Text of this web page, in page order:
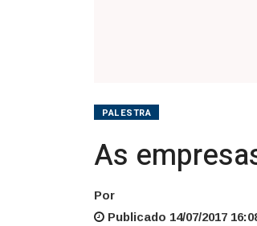
PALESTRA
As
Por
Publicado 14/07/2017